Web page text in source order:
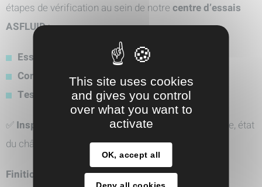
étapes de vérification au sein de notre centre d’essais
ASFLUID:
Essai à vide de la pompe
Contrôle électrique du moteur
Test du fonctionnement du servomoteur
✅ Inspection de 18 points clés(propreté, graissage, état
du châssis, fixations, étanchéité, etc.)
Finition soignée et conformité constructeur
This site uses cookies
and gives you control
over what you want to
activate
OK, accept all